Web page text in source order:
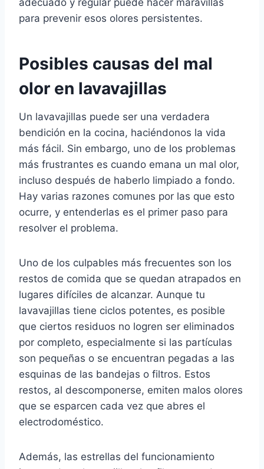
adecuado y regular puede hacer maravillas
para prevenir esos olores persistentes.
Posibles causas del mal
olor en lavavajillas
Un lavavajillas puede ser una verdadera
bendición en la cocina, haciéndonos la vida
más fácil. Sin embargo, uno de los problemas
más frustrantes es cuando emana un mal olor,
incluso después de haberlo limpiado a fondo.
Hay varias razones comunes por las que esto
ocurre, y entenderlas es el primer paso para
resolver el problema.
Uno de los culpables más frecuentes son los
restos de comida que se quedan atrapados en
lugares difíciles de alcanzar. Aunque tu
lavavajillas tiene ciclos potentes, es posible
que ciertos residuos no logren ser eliminados
por completo, especialmente si las partículas
son pequeñas o se encuentran pegadas a las
esquinas de las bandejas o filtros. Estos
restos, al descomponerse, emiten malos olores
que se esparcen cada vez que abres el
electrodoméstico.
Además, las estrellas del funcionamiento